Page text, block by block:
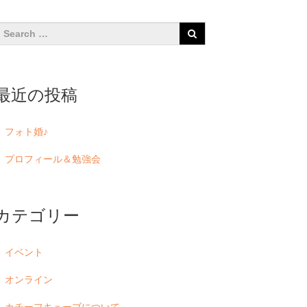
近の投稿
フォト婚♪
プロフィール＆勉強会
テゴリー
イベント
オンライン